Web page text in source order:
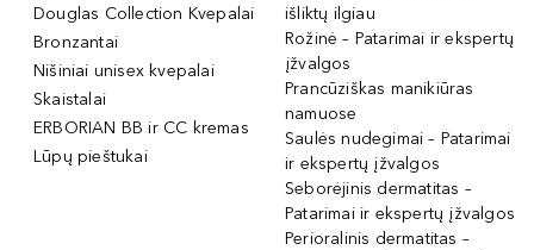
Douglas Collection Kvepalai
Bronzantai
Nišiniai unisex kvepalai
Skaistalai
ERBORIAN BB ir CC kremas
Lūpų pieštukai
išliktų ilgiau
Rožinė – Patarimai ir ekspertų
įžvalgos
Prancūziškas manikiūras
namuose
Saulės nudegimai – Patarimai
ir ekspertų įžvalgos
Seborėjinis dermatitas –
Patarimai ir ekspertų įžvalgos
Perioralinis dermatitas –